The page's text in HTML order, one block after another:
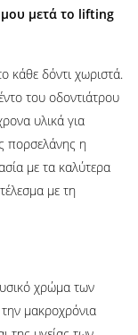
μετά το lifting
κάθε δόντι χωριστά.
του οδοντιάτρου
υλικά για
πορσελάνης η
με τα καλύτερα
με τη
χρώμα των
μακροχρόνια